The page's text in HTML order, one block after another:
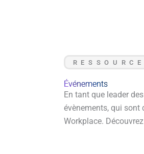
Événements
En tant que leader
évènements, qui sont
Workplace.